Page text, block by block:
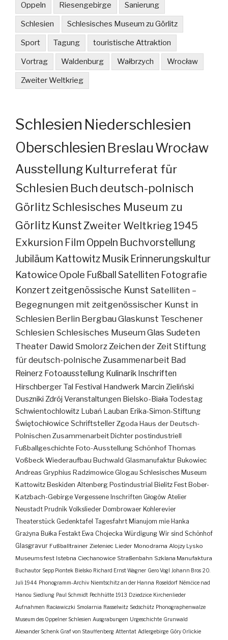
Oppeln Riesengebirge Sanierung
Schlesien Schlesisches Museum zu Görlitz
Sport Tagung touristische Attraktion
Vortrag Waldenburg Wałbrzych Wrocław
Zweiter Weltkrieg
Schlesien Niederschlesien
Oberschlesien Breslau Wrocław
Ausstellung Kulturreferat für
Schlesien Buch deutsch-polnisch
GörlitzSchlesisches Museum zu
Görlitz KunstZweiter Weltkrieg 1945
Exkursion Film Oppeln Buchvorstellung
Jubiläum Kattowitz Musik Erinnerungskultur
KatowiceOpole FußballSatelliten Fotografie
Konzertzeitgenössische Kunst Satelliten –
Begegnungen mit zeitgenössischer Kunst in
Schlesien Berlin BergbauGlaskunst Teschener
Schlesien Schlesisches MuseumGlas Sudeten
Theater Dawid SmolorzZeichen der Zeit Stiftung
für deutsch-polnische Zusammenarbeit Bad
Reinerz Fotoausstellung Kulinarik Inschriften
Hirschberger Tal Festival Handwerk Marcin Zieliński
Duszniki Zdrój Veranstaltungen Bielsko-Biała Todestag
Schwientochlowitz Lubań Lauban Erika-Simon-Stiftung
Świętochłowice SchriftstellerZgoda Haus der Deutsch-
Polnischen ZusammenarbeitDichterpostindustriell
Fußballgeschichte Foto-AusstellungSchönhofThomas
VoßbeckWiederaufbau Buchwald Glasmanufaktur Bukowiec
Andreas Gryphius Radzimowice Glogau Schlesisches Museum
Kattowitz Beskiden Altenberg Postindustrial Bielitz Fest Bober-
Katzbach-Gebirge Vergessene Inschriften Głogów Atelier
Neustadt Prudnik Volkslieder Dombrowaer Kohlerevier
Theaterstück Gedenktafel Tagesfahrt Mianujom mie Hanka
Grażyna Bułka Festakt Ewa Chojecka Würdigung Wir sind Schönhof
Glasgravur Fußballtrainer Zieleniec Lieder Monodrama Alojzy Lysko
Museumsfest Istebna Ciechanowice Straßenbahn Szklana Manufaktura
Buchautor Sepp Piontek Bielsko Richard Ernst Wagner Gero Vogl Johann Bros 20.
Juli 1944 Phonogramm-Archiv Niemtschitz an der Hanna Roseldorf Némčice nad
Hanou Siedlung Paul Schmidt Pechhütte 1913 Dziedzice Kirchenlieder
Aufnahmen Racławiczki Smolarnia Rasselwitz Sedschütz Phonographenwalze
Museum des Oppelner Schlesien Ausgrabungen Urgeschichte Grunwald
Alexander Schenk Graf von Stauffenberg Attentat Adlergebirge Góry Orlickie